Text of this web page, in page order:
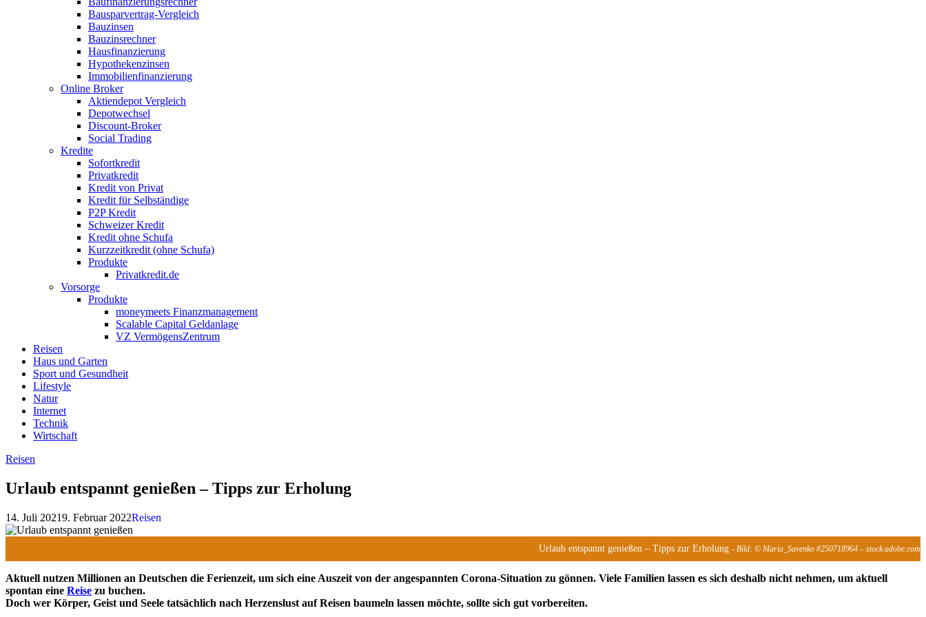
Bausparvertrag-Vergleich
Bauzinsen
Bauzinsrechner
Hausfinanzierung
Hypothekenzinsen
Immobilienfinanzierung
Online Broker
Aktiendepot Vergleich
Depotwechsel
Discount-Broker
Social Trading
Kredite
Sofortkredit
Privatkredit
Kredit von Privat
Kredit für Selbständige
P2P Kredit
Schweizer Kredit
Kredit ohne Schufa
Kurzzeitkredit (ohne Schufa)
Produkte
Privatkredit.de
Vorsorge
Produkte
moneymeets Finanzmanagement
Scalable Capital Geldanlage
VZ VermögensZentrum
Reisen
Haus und Garten
Sport und Gesundheit
Lifestyle
Natur
Internet
Technik
Wirtschaft
Reisen
Urlaub entspannt genießen – Tipps zur Erholung
14. Juli 20219. Februar 2022Reisen
Urlaub entspannt genießen – Tipps zur Erholung - Bild: © Maria_Savenko #250718964 – stock.adobe.com
Aktuell nutzen Millionen an Deutschen die Ferienzeit, um sich eine Auszeit von der angespannten Corona-Situation zu gönnen. Viele Familien lassen es sich deshalb nicht nehmen, um aktuell
spontan eine Reise zu buchen.
Doch wer Körper, Geist und Seele tatsächlich nach Herzenslust auf Reisen baumeln lassen möchte, sollte sich gut vorbereiten.